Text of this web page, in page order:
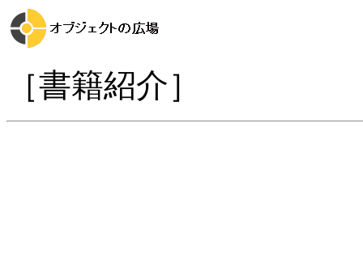
［書籍紹介］